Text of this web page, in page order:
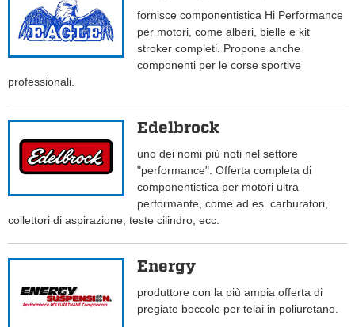
fornisce componentistica Hi Performance
per motori, come alberi, bielle e kit
stroker completi. Propone anche
componenti per le corse sportive
professionali.
Edelbrock
uno dei nomi più noti nel settore
"performance". Offerta completa di
componentistica per motori ultra
performante, come ad es. carburatori,
collettori di aspirazione, teste cilindro, ecc.
Energy
produttore con la più ampia offerta di
pregiate boccole per telai in poliuretano.